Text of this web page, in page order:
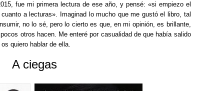
fue mi primera lectura de ese año, y pensé: «si empiezo el
a lecturas». Imaginad lo mucho que me gustó el libro, tal
no lo sé, pero lo cierto es que, en mi opinión, es brillante,
otros hacen. Me enteré por casualidad de que había salido
quiero hablar de ella.
A ciegas